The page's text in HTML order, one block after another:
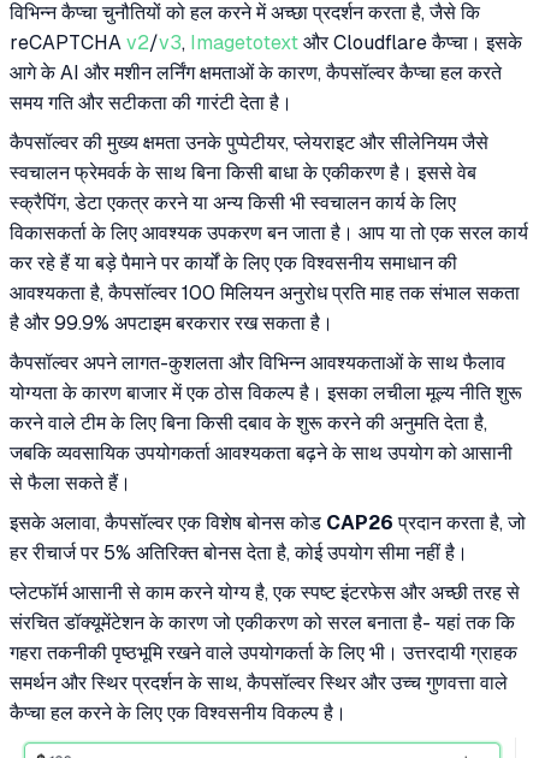
विभिन्न कैप्चा चुनौतियों को हल करने में अच्छा प्रदर्शन करता है, जैसे कि
reCAPTCHA v2/v3, Imagetotext और Cloudflare कैप्चा। इसके
आगे के AI और मशीन लर्निंग क्षमताओं के कारण, कैपसॉल्वर कैप्चा हल करते
समय गति और सटीकता की गारंटी देता है।
कैपसॉल्वर की मुख्य क्षमता उनके पुप्पेटीयर, प्लेयराइट और सीलेनियम जैसे
स्वचालन फ्रेमवर्क के साथ बिना किसी बाधा के एकीकरण है। इससे वेब
स्क्रैपिंग, डेटा एकत्र करने या अन्य किसी भी स्वचालन कार्य के लिए
विकासकर्ता के लिए आवश्यक उपकरण बन जाता है। आप या तो एक सरल कार्य
कर रहे हैं या बड़े पैमाने पर कार्यों के लिए एक विश्वसनीय समाधान की
आवश्यकता है, कैपसॉल्वर 100 मिलियन अनुरोध प्रति माह तक संभाल सकता
है और 99.9% अपटाइम बरकरार रख सकता है।
कैपसॉल्वर अपने लागत-कुशलता और विभिन्न आवश्यकताओं के साथ फैलाव
योग्यता के कारण बाजार में एक ठोस विकल्प है। इसका लचीला मूल्य नीति शुरू
करने वाले टीम के लिए बिना किसी दबाव के शुरू करने की अनुमति देता है,
जबकि व्यवसायिक उपयोगकर्ता आवश्यकता बढ़ने के साथ उपयोग को आसानी
से फैला सकते हैं।
इसके अलावा, कैपसॉल्वर एक विशेष बोनस कोड CAP26 प्रदान करता है, जो
हर रीचार्ज पर 5% अतिरिक्त बोनस देता है, कोई उपयोग सीमा नहीं है।
प्लेटफॉर्म आसानी से काम करने योग्य है, एक स्पष्ट इंटरफेस और अच्छी तरह से
संरचित डॉक्यूमेंटेशन के कारण जो एकीकरण को सरल बनाता है- यहां तक कि
गहरा तकनीकी पृष्ठभूमि रखने वाले उपयोगकर्ता के लिए भी। उत्तरदायी ग्राहक
समर्थन और स्थिर प्रदर्शन के साथ, कैपसॉल्वर स्थिर और उच्च गुणवत्ता वाले
कैप्चा हल करने के लिए एक विश्वसनीय विकल्प है।